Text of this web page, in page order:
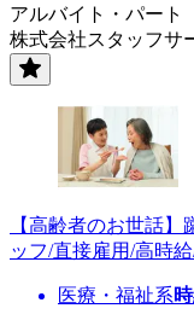
アルバイト・パート
株式会社スタッフサ
【高齢者のお世話
ッフ/直接雇用/高時
医療・福祉系